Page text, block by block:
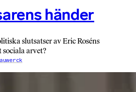
händer
slutsatser av Eric Roséns
arvet?